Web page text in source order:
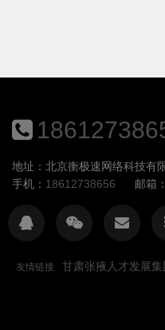
地址：北京衡极速网络科技有
手机： 18612738656 邮箱：
友情链接 甘肃张掖人才发展集